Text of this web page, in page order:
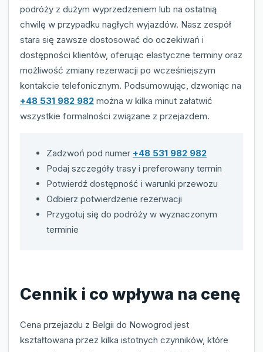
podróży z dużym wyprzedzeniem lub na ostatnią
chwilę w przypadku nagłych wyjazdów. Nasz zespół
stara się zawsze dostosować do oczekiwań i
dostępności klientów, oferując elastyczne terminy oraz
możliwość zmiany rezerwacji po wcześniejszym
kontakcie telefonicznym. Podsumowując, dzwoniąc na
+48 531 982 982 można w kilka minut załatwić
wszystkie formalności związane z przejazdem.
Zadzwoń pod numer +48 531 982 982
Podaj szczegóły trasy i preferowany termin
Potwierdź dostępność i warunki przewozu
Odbierz potwierdzenie rezerwacji
Przygotuj się do podróży w wyznaczonym
terminie
Cennik i co wpływa na cenę
Cena przejazdu z Belgii do Nowogrod jest
kształtowana przez kilka istotnych czynników, które